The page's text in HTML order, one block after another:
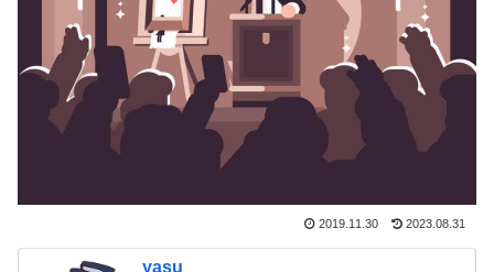
2019.11.30 2023.08.31
yasu